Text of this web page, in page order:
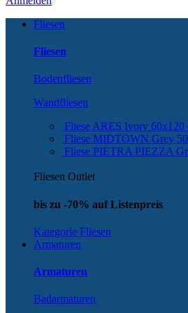
Fliesen
Fliesen
Bodenfliesen
Wandfliesen
Fliese ARES Ivory 60x120
Fliese MIDTOWN Grey
Fliese PIETRA PIEZZA
Fliesen Outlet
bis zu -70% auf Listenpreis
Kategorie Fliesen
Armaturen
Armaturen
Badarmaturen